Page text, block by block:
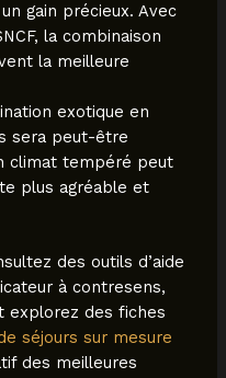
gain précieux. Avec
la combinaison
la meilleure
exotique en
sera peut-être
climat tempéré peut
plus agréable et
des outils d’aide
à contresens,
explorez des fiches
séjours sur mesure
des meilleures